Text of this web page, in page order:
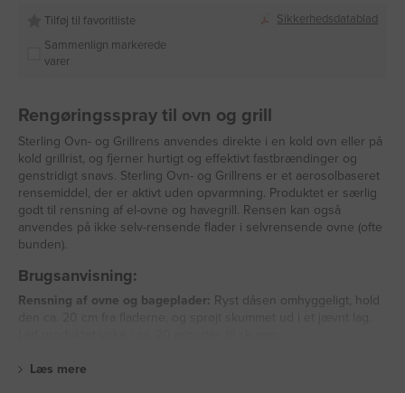
Tilføj til favoritliste
Sammenlign markerede
varer
Sikkerhedsdatablad
Rengøringsspray til ovn og grill
Sterling Ovn- og Grillrens anvendes direkte i en kold ovn eller på
kold grillrist, og fjerner hurtigt og effektivt fastbrændinger og
genstridigt snavs. Sterling Ovn- og Grillrens er et aerosolbaseret
rensemiddel, der er aktivt uden opvarmning. Produktet er særlig
godt til rensning af el-ovne og havegrill. Rensen kan også
anvendes på ikke selv-rensende flader i selvrensende ovne (ofte
bunden).
Brugsanvisning:
Rensning af ovne og bageplader: Ryst dåsen omhyggeligt, hold
Læs mere